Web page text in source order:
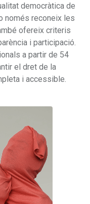
democràtica de
només reconeix les
ofereix criteris
i participació.
a partir de 54
el dret de la
i accessible.